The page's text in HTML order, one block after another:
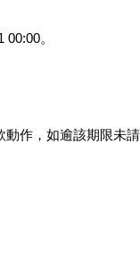
。
作，如逾該期限未